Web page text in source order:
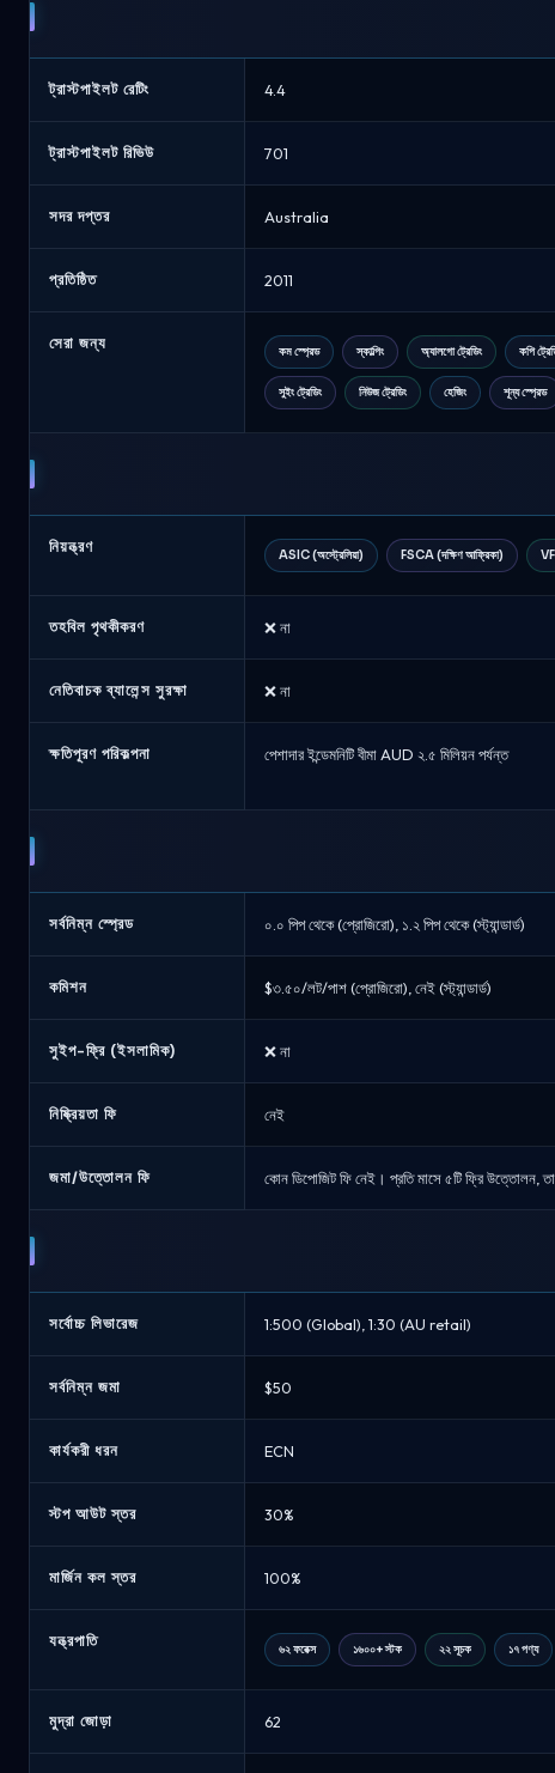
সিকিউরিটিজ
বনাম
Axi
আগস্ট
ট্রাস্টপাইলট রেটিং 4.4
ট্রাস্টপাইলট রিভিউ 701
সদর দপ্তর Australia
প্রতিষ্ঠিত 2011
সেরা জন্য কম স্প্রেড স্কাল্পিং অ্যালগো ট্রেডিং কপি
সুইং ট্রেডিং নিউজ ট্রেডিং হেজিং শূন্য স্প্রেড
নিয়ন্ত্রণ ASIC (অস্ট্রেলিয়া) FSCA (দক্ষিণ আফ্রিকা)
তহবিল পৃথকীকরণ ❌ না
নেতিবাচক ব্যালেন্স সুরক্ষা ❌ না
ক্ষতিপূরণ পরিকল্পনা পেশাদার ইন্ডেমনিটি বীমা AUD ২.৫ মিলিয়ন পর্যন্ত
সর্বনিম্ন স্প্রেড ০.০ পিপ থেকে (প্রোজিরো), ১.২ পিপ থেকে (স্ট্যান্ডার্ড)
কমিশন $৩.৫০/লট/পাশ (প্রোজিরো), নেই (স্ট্যান্ডার্ড)
সুইপ-ফ্রি (ইসলামিক) ❌ না
নিষ্ক্রিয়তা ফি নেই
জমা/উত্তোলন ফি কোন ডিপোজিট ফি নেই। প্রতি মাসে ৫টি ফ্রি উত্তোলন,
সর্বোচ্চ লিভারেজ 1:500 (Global), 1:30 (AU retail)
সর্বনিম্ন জমা $50
কার্যকরী ধরন ECN
স্টপ আউট স্তর 30%
মার্জিন কল স্তর 100%
যন্ত্রপাতি ৬২ ফরেক্স ১৬০০+ স্টক ২২ সূচক ১৭ পণ্য
মুদ্রা জোড়া 62